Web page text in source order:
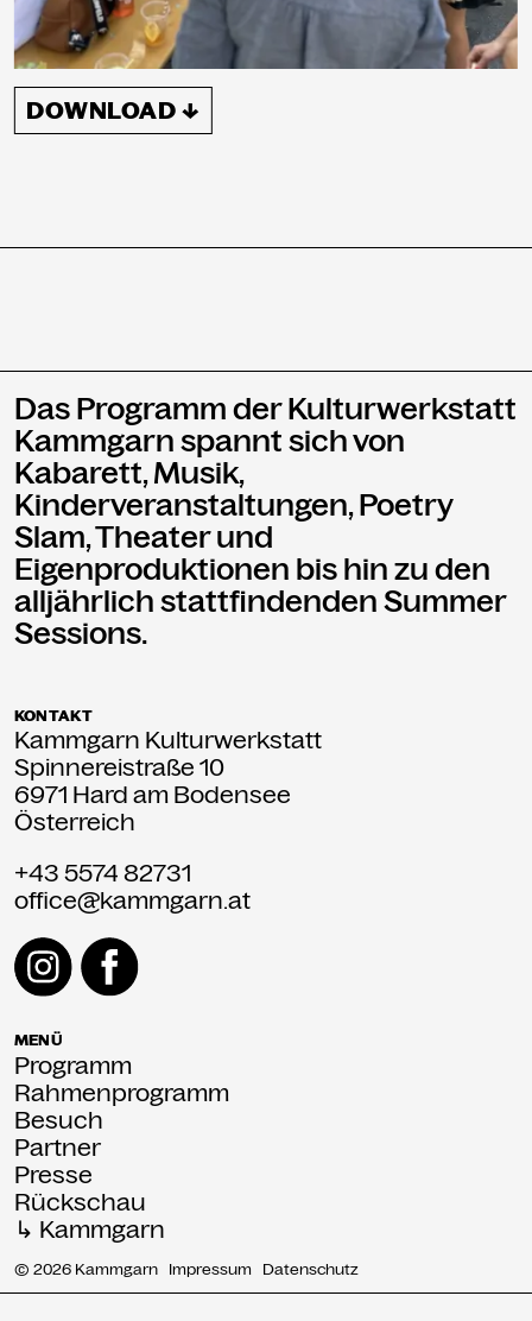
DOWNLOAD ↓
Das Programm der Kulturwerkstatt
Kammgarn spannt sich von
Kabarett, Musik,
Kinderveranstaltungen, Poetry
Slam, Theater und
Eigenproduktionen bis hin zu den
alljährlich stattfindenden Summer
Sessions.
KONTAKT
Kammgarn Kulturwerkstatt
Spinnereistraße 10
6971 Hard am Bodensee
Österreich
+43 5574 82731
office@kammgarn.at
MENÜ
Programm
Rahmenprogramm
Besuch
Partner
Presse
Rückschau
↳ Kammgarn
© 2026 Kammgarn Impressum Datenschutz